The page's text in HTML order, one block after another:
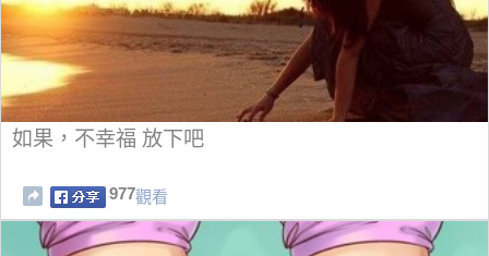
如果，不幸福 放下吧
977觀看